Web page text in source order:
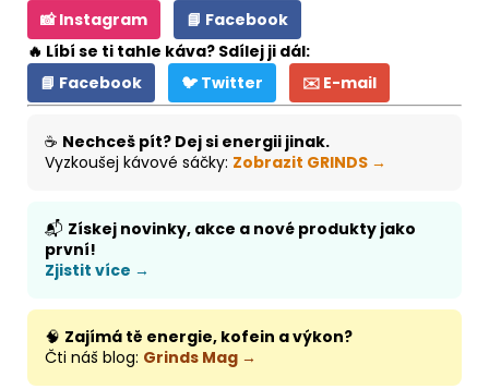
📸 Instagram
📘 Facebook
🔥 Líbí se ti tahle káva? Sdílej ji dál:
📘 Facebook
🐦 Twitter ✉️ E-mail
☕ Nechceš pít? Dej si energii jinak.
Vyzkoušej kávové sáčky: Zobrazit GRINDS →
📬 Získej novinky, akce a nové produkty jako
první!
Zjistit více →
🧠 Zajímá tě energie, kofein a výkon?
Čti náš blog: Grinds Mag →